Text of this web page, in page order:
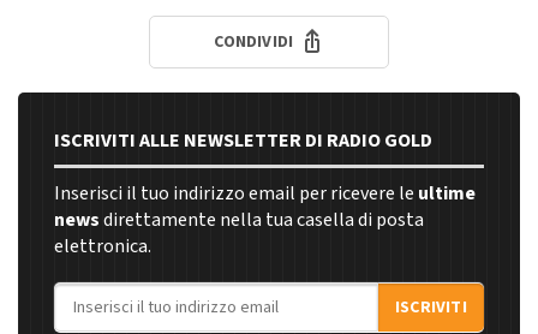
CONDIVIDI
ISCRIVITI ALLE NEWSLETTER DI RADIO GOLD
Inserisci il tuo indirizzo email per ricevere le ultime
newsdirettamente nella tua casella di posta
elettronica.
Indirizzo email
ISCRIVITI